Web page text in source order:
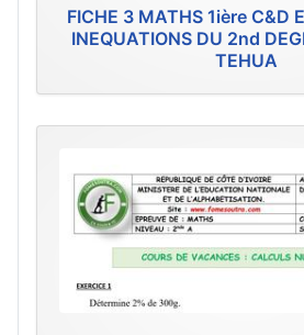
FICHE 3 MATHS 1ière C&D
INEQUATIONS DU 2nd
TEHUA